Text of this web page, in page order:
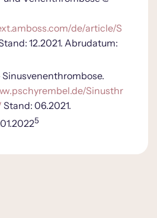
de/article/S
12.2021. Abrudatum:
Sinusthr
Stand: 06.2021.
5